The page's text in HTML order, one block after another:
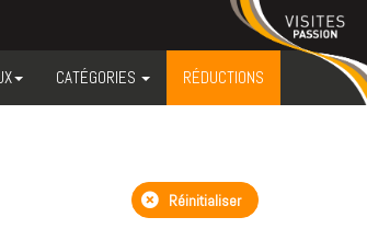
CATÉGORIES RÉDUCTIONS
Réinitialiser